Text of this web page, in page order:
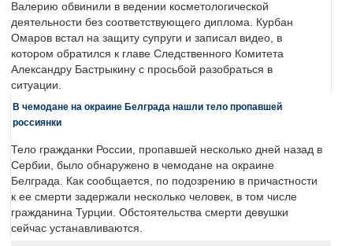
Валерию обвинили в ведении косметологической
деятельности без соответствующего диплома. Курбан
Омаров встал на защиту супруги и записал видео, в
котором обратился к главе Следственного Комитета
Александру Бастрыкину с просьбой разобраться в
ситуации.
В чемодане на окраине Белграда нашли тело пропавшей
россиянки
Тело гражданки России, пропавшей несколько дней назад в
Сербии, было обнаружено в чемодане на окраине
Белграда. Как сообщается, по подозрению в причастности
к ее смерти задержали несколько человек, в том числе
гражданина Турции. Обстоятельства смерти девушки
сейчас устанавливаются.